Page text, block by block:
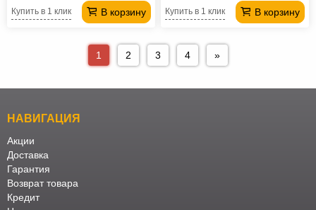
В корзину
Купить в 1 клик В корзину
Купить в 1 клик
1 2 3 4 »
НАВИГАЦИЯ
Акции
Доставка
Гарантия
Возврат товара
Кредит